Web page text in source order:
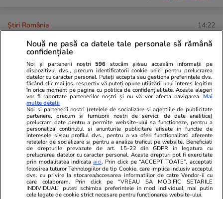
Știri România 14:22
Aproape 3 milioane de români
vor suporta temperaturi de 41
de grade Celsius la umbră,
miercuri și joi. Când se răcește
și revin ploile
Știri România 13:45
Un tânăr român a murit în Italia
când culegea roșii pe câmp, la
40 de grade Celsius
Nouă ne pasă ca datele tale personale să rămână
confidențiale
Noi și partenerii noștri 596 stocăm și/sau accesăm informații pe
dispozitivul dvs., precum identificatorii cookie unici pentru prelucrarea
datelor cu caracter personal. Puteți accepta sau gestiona preferințele dvs.
făcând clic mai jos, respectiv vă puteți opune utilizării unui interes legitim
în orice moment pe pagina cu politica de confidențialitate. Aceste alegeri
vor fi raportate partenerilor noștri și nu vă vor afecta navigarea. Mai
multe detalii
Noi si partenerii nostri (retelele de socializare si agentiile de publicitate
partenere, precum si furnizorii nostri de servicii de date analitice)
prelucram date pentru a permite website-ului sa functioneze, pentru a
personaliza continutul si anunturile publicitare afisate in functie de
interesele si/sau profilul dvs., pentru a va oferi functionalitati aferente
retelelor de socializare si pentru a analiza traficul pe website. Beneficiati
de drepturile prevazute de art. 15-22 din GDPR in legatura cu
prelucrarea datelor cu caracter personal. Aceste drepturi pot fi exercitate
prin modalitatea indicataaici. Prin click pe “ACCEPT TOATE”, acceptati
folosirea tuturor Tehnologiilor de tip Cookie, care implica inclusiv acceptul
dvs. cu privire la stocarea/accesarea informatiilor de catre Vendor-ii cu
care colaboram. Prin click pe “VREAU SA MODIFIC SETARILE
INDIVIDUAL” puteti schimba preferintele in mod individual, mai putin
cele legate de cookie strict necesare pentru functionarea website-ului.